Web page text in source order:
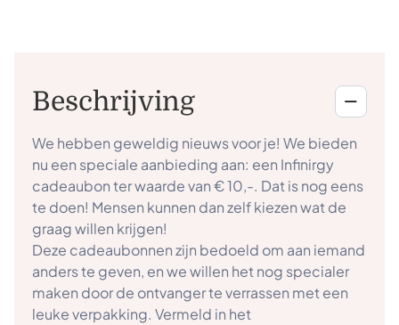
Beschrijving
We hebben geweldig nieuws voor je! We bieden
nu een speciale aanbieding aan: een Infinirgy
cadeaubon ter waarde van € 10,-. Dat is nog eens
te doen! Mensen kunnen dan zelf kiezen wat de
graag willen krijgen!
Deze cadeaubonnen zijn bedoeld om aan iemand
anders te geven, en we willen het nog specialer
maken door de ontvanger te verrassen met een
leuke verpakking. Vermeld in het